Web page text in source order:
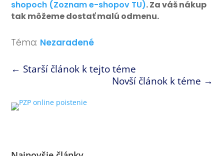
shopoch (Zoznam e-shopov TU). Za váš nákup
tak môžeme dostať malú odmenu.
Téma: Nezaradené
← Starší článok k tejto téme
Novší článok k téme →